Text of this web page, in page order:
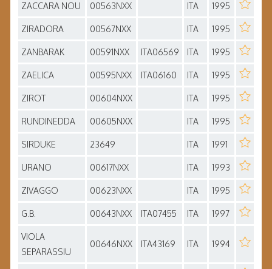
ZACCARA NOU 00563NXX ITA 1995
ZIRADORA 00567NXX ITA 1995
ZANBARAK 00591NXX ITA06569 ITA 1995
ZAELICA 00595NXX ITA06160 ITA 1995
ZIROT 00604NXX ITA 1995
RUNDINEDDA 00605NXX ITA 1995
SIRDUKE 23649 ITA 1991
URANO 00617NXX ITA 1993
ZIVAGGO 00623NXX ITA 1995
G.B. 00643NXX ITA07455 ITA 1997
VIOLA
SEPARASSIU
00646NXX ITA43169 ITA 1994